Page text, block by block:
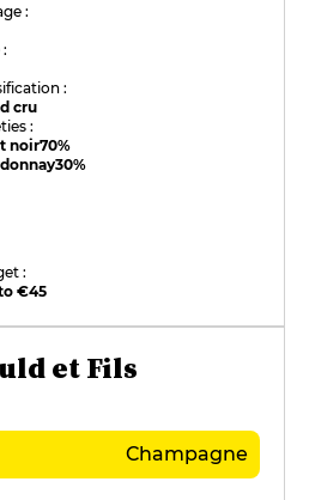
:
:
cru
:
noir70%
30%
:
€45
et Fils
Champagne